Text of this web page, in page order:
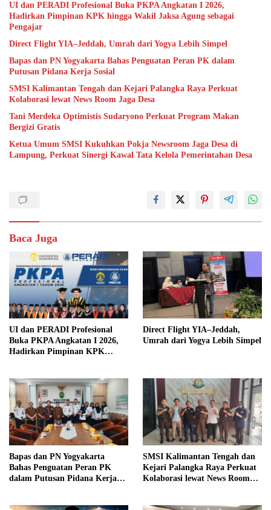
UI dan PERADI Profesional Buka PKPA Angkatan I 2026,
Hadirkan Pimpinan KPK hingga Wakil Jaksa Agung sebagai
Pengajar
Direct Flight YIA–Jeddah, Umrah dari Yogya Lebih Simpel
Bapas dan PN Yogyakarta Bahas Penguatan Peran PK dalam
Putusan Pidana Kerja Sosial
SMSI Kalimantan Tengah dan Kejari Palangka Raya Perkuat
Kolaborasi lewat News Room Jaga Desa
Tani Merdeka Optimistis Sudaryono Perkuat Program Makan
Bergizi Gratis
Ketua Umum SMSI Kukuhkan Pokja Newsroom Jaga Desa di
Lampung, Perkuat Sinergi Kawal Tata Kelola Pemerintahan Desa
Baca Juga
UI dan PERADI Profesional
Buka PKPA Angkatan I 2026,
Hadirkan Pimpinan KPK
Direct Flight YIA–Jeddah,
Umrah dari Yogya Lebih Simpel
Bapas dan PN Yogyakarta
Bahas Penguatan Peran PK
dalam Putusan Pidana Kerja
SMSI Kalimantan Tengah dan
Kejari Palangka Raya Perkuat
Kolaborasi lewat News Room